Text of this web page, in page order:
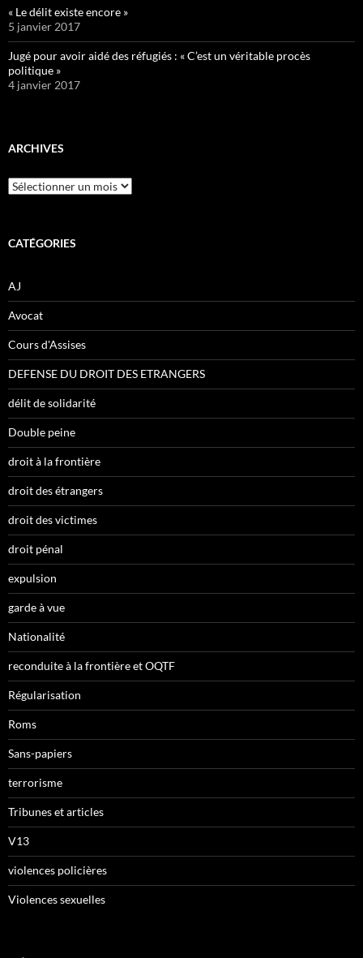
« Le délit existe encore »
5 janvier 2017
Jugé pour avoir aidé des réfugiés : « C’est un véritable procès
politique »
4 janvier 2017
ARCHIVES
Archives
CATÉGORIES
AJ
Avocat
Cours d'Assises
DEFENSE DU DROIT DES ETRANGERS
délit de solidarité
Double peine
droit à la frontière
droit des étrangers
droit des victimes
droit pénal
expulsion
garde à vue
Nationalité
reconduite à la frontière et OQTF
Régularisation
Roms
Sans-papiers
terrorisme
Tribunes et articles
V13
violences policières
Violences sexuelles